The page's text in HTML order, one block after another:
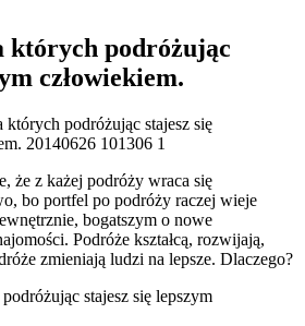
których podróżując
człowiekiem.
że z każej podróży wraca się
bo portfel po podróży raczej wieje
bogatszym o nowe
Podróże kształcą, rozwijają,
zmieniają ludzi na lepsze. Dlaczego?
stajesz się lepszym